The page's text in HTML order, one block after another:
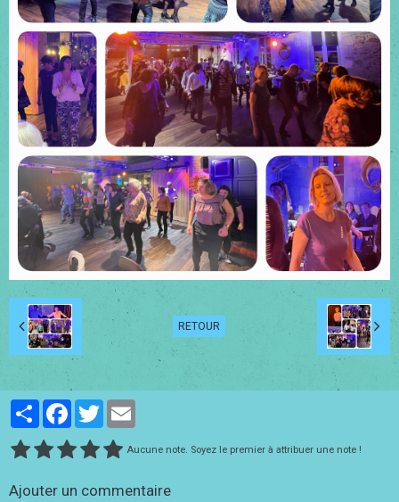
RETOUR
PartagerFacebookTwitter
Aucune note. Soyez le premier à attribuer une note !
Ajouter un commentaire